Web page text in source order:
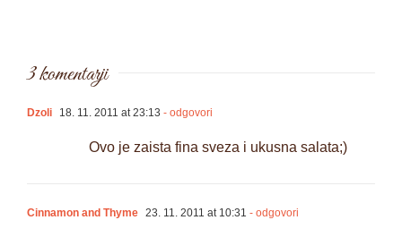
3 komentarji
Dzoli 18. 11. 2011 at 23:13 - odgovori
Ovo je zaista fina sveza i ukusna salata;)
Cinnamon and Thyme 23. 11. 2011 at 10:31 - odgovori